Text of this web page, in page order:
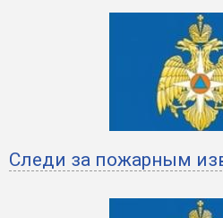
Следи за пожарным